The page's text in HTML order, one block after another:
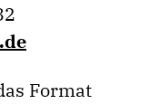
Format